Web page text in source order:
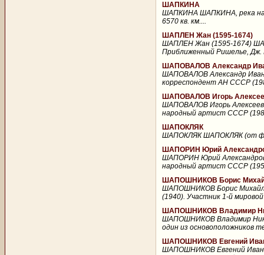
ШАПКИНА
ШАПКИНА ШАПКИНА, река на
6570 кв. км....
ШАПЛЕН Жан (1595-1674)
ШАПЛЕН Жан (1595-1674)
Приближенный Ришелье, Дж.
ШАПОВАЛОВ Александр
ШАПОВАЛОВ Александр
корреспондент АН СССР
ШАПОВАЛОВ Игорь
ШАПОВАЛОВ Игорь
народный артист СССР
ШАПОКЛЯК
ШАПОКЛЯК ШАПОКЛЯК (от
ШАПОРИН Юрий
ШАПОРИН Юрий
народный артист СССР
ШАПОШНИКОВ Борис
ШАПОШНИКОВ Борис
(1940). Участник 1-й
ШАПОШНИКОВ Владимир
ШАПОШНИКОВ Владимир
один из основоположников
ШАПОШНИКОВ Евгений
ШАПОШНИКОВ Евгений